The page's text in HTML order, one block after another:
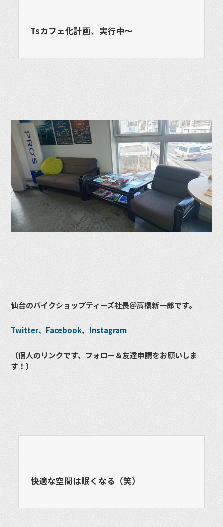
Tsカフェ化計画、実行中〜
仙台のバイクショップティーズ社長＠高橋新一郎です。
Twitter、 Facebook、 Instagram
（個人のリンクです、フォロー＆友達申請をお願いしま
す！）
快適な空間は眠くなる（笑）